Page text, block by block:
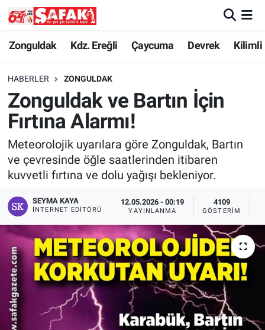
Zonguldak Kdz. Ereğli Çaycuma Devrek Kilimli
HABERLER ZONGULDAK
Zonguldak ve Bartın İçin
Fırtına Alarmı!
Meteorolojik uyarılara göre Zonguldak, Bartın
ve çevresinde öğle saatlerinden itibaren
kuvvetli fırtına ve dolu yağışı bekleniyor.
SEYMA KAYA
İNTERNET EDITÖRÜ
12.05.2026 - 00:19
YAYINLANMA
4109
GÖSTERIM
Zonguldak
Kdz. Ereğli
Çaycuma
Kilimli
Asayiş
Spor
Resmi İlan
Zonguldak Nöbetçi Eczaneler
Zonguldak Hava Durumu
Zonguldak Namaz Vakitleri
Süper Lig Puan Durumu ve Fikstür
Tüm Manşetler
Son Dakika Haberleri
Haber Arşivi